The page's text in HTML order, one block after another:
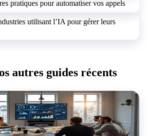
pratiques pour automatiser vos appels
utilisant l’IA pour gérer leurs
autres guides récents